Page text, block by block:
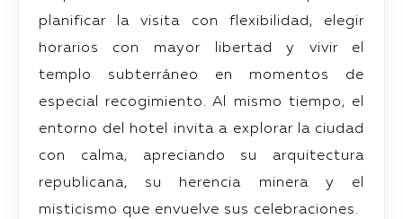
planificar la visita con flexibilidad, elegir
horarios con mayor libertad y vivir el
templo subterráneo en momentos de
especial recogimiento. Al mismo tiempo, el
entorno del hotel invita a explorar la ciudad
con calma, apreciando su arquitectura
republicana, su herencia minera y el
misticismo que envuelve sus celebraciones.